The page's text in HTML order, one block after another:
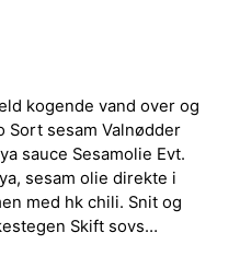
kogende vand over og
Sort sesam Valnødder
sauce Sesamolie Evt.
sesam olie direkte i
med hk chili. Snit og
Skift sovs…